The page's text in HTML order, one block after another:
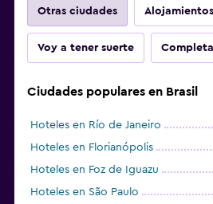
Otras ciudades
Voy a tener suerte
Ciudades populares en Brasil
Hoteles en Río de Janeiro
Hoteles en Florianópolis
Hoteles en Foz de Iguazu
Hoteles en São Paulo